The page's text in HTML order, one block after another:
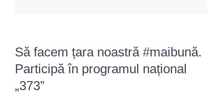
zilei
FinComBank
Maib
Să facem țara noastră #maibună.
Participă în programul național
„373”